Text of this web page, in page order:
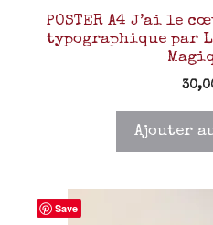
POSTER A4 J’ai le
typographique par
Ajouter
Save